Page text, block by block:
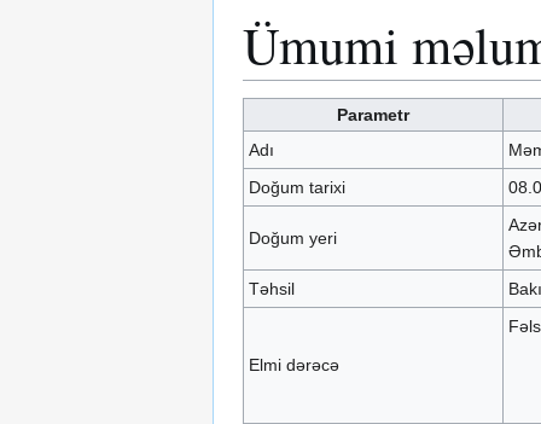
Ümumi
Parametr
Adı
Doğum tarixi
Doğum yeri
Təhsil
Elmi dərəcə